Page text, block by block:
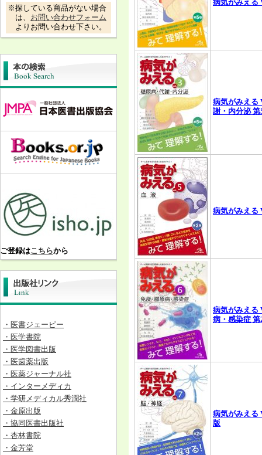
※探している商品がない場合
は、 お問い合わせフォーム
よりお問い合わせ下さい。
ご登録はこちらから
・医書ジェーピー
・医学書院
・医学図書出版
・医歯薬出版
・医薬ジャーナル社
・インターメディカ
・学研メディカル秀潤社
・金原出版
・協同医書出版社
・杏林書院
・金芳堂
病気がみえる
病気がみえる
謝・内分泌 第
病気がみえる
病気がみえる
病・感染症 第
病気がみえる
版